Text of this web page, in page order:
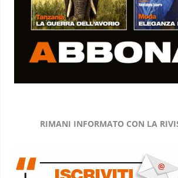
RIMANI INFORMATO CON LA